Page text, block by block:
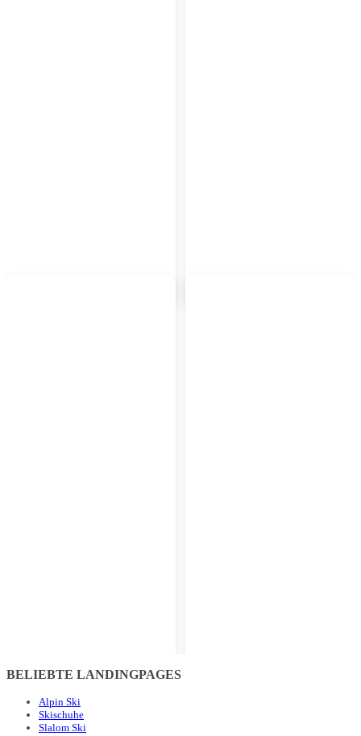
BELIEBTE LANDINGPAGES
Alpin Ski
Skischuhe
Slalom Ski